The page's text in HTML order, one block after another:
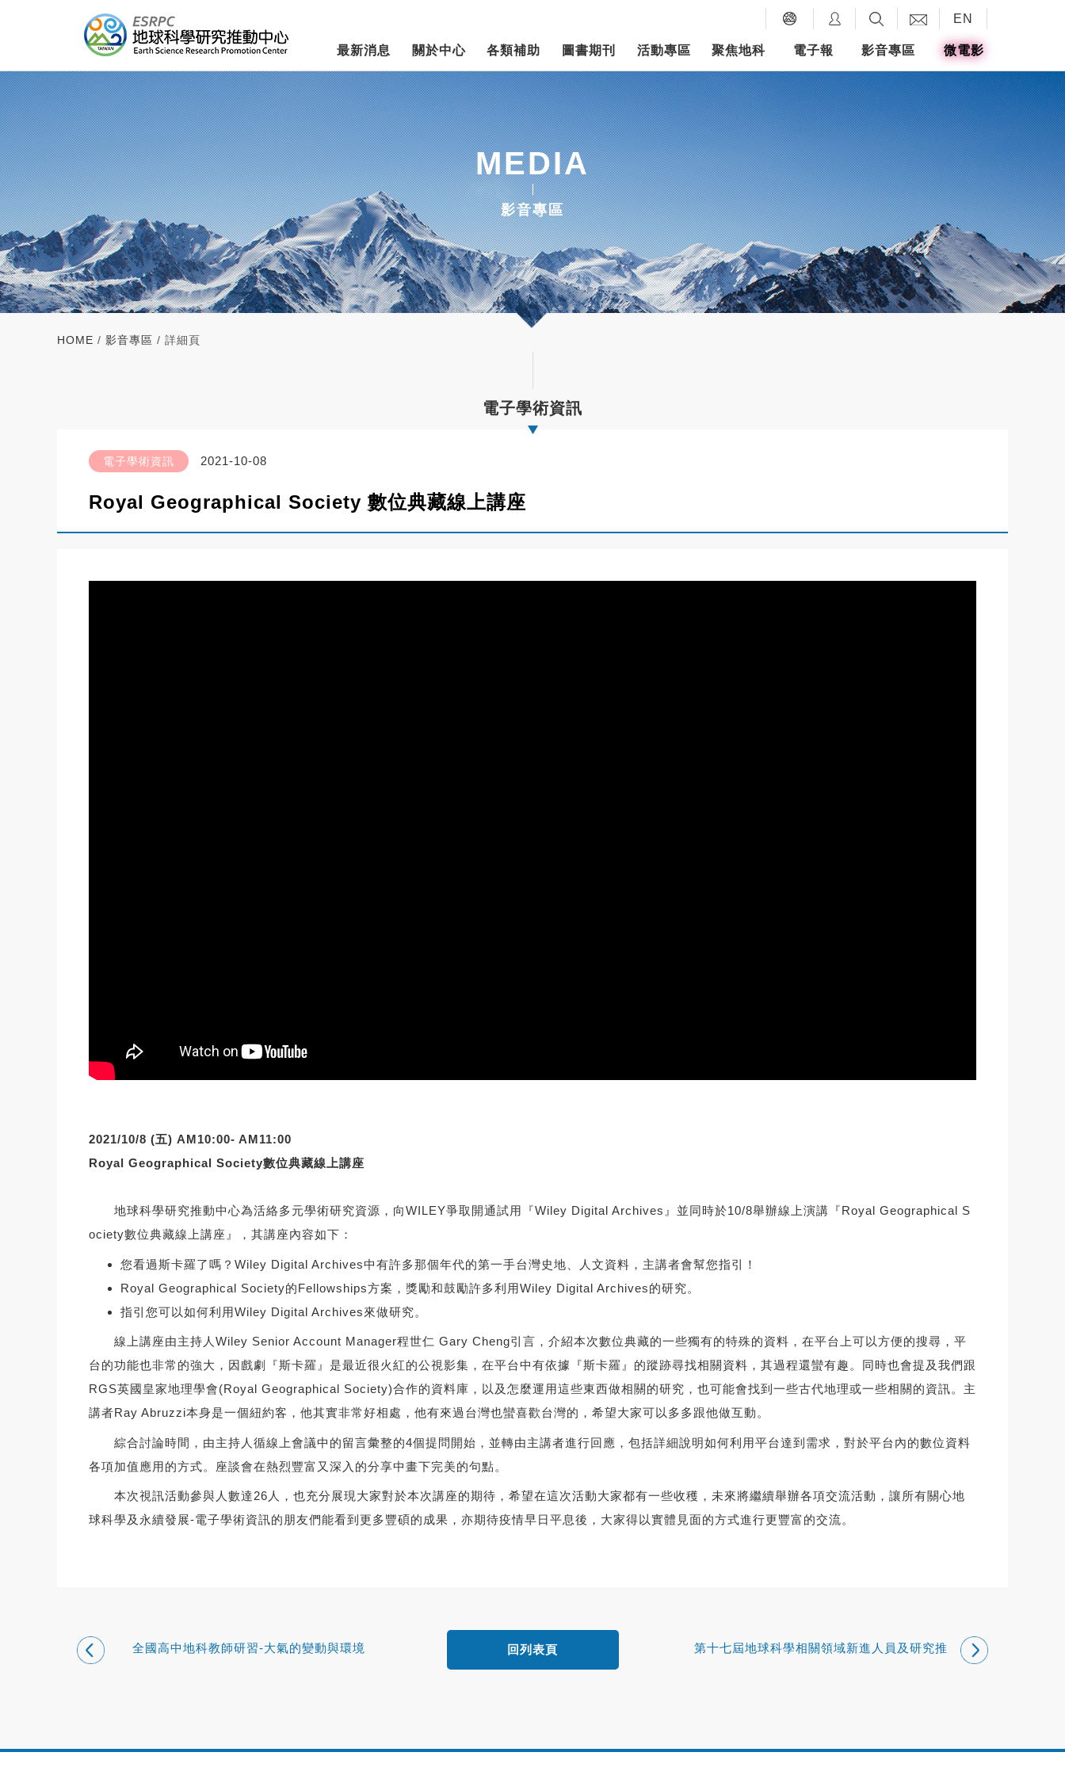
EN
最新消息 關於中心 各類補助 圖書期刊 活動專區 聚焦地科 電子報 影音專區 微電影
MEDIA
影音專區
HOME / 影音專區 / 詳細頁
電子學術資訊
電子學術資訊 2021-10-08
Royal Geographical Society 數位典藏線上講座
2021/10/8 (五) AM10:00- AM11:00
Royal Geographical Society數位典藏線上講座
地球科學研究推動中心為活絡多元學術研究資源，向WILEY爭取開通試用『Wiley Digital Archives』並同時於10/8舉辦線上演講『Royal Geographical S
ociety數位典藏線上講座』，其講座內容如下：
您看過斯卡羅了嗎？Wiley Digital Archives中有許多那個年代的第一手台灣史地、人文資料，主講者會幫您指引！
Royal Geographical Society的Fellowships方案，獎勵和鼓勵許多利用Wiley Digital Archives的研究。
指引您可以如何利用Wiley Digital Archives來做研究。
線上講座由主持人Wiley Senior Account Manager程世仁 Gary Cheng引言，介紹本次數位典藏的一些獨有的特殊的資料，在平台上可以方便的搜尋，平
台的功能也非常的強大，因戲劇『斯卡羅』是最近很火紅的公視影集，在平台中有依據『斯卡羅』的蹤跡尋找相關資料，其過程還蠻有趣。同時也會提及我們跟
RGS英國皇家地理學會(Royal Geographical Society)合作的資料庫，以及怎麼運用這些東西做相關的研究，也可能會找到一些古代地理或一些相關的資訊。主
講者Ray Abruzzi本身是一個紐約客，他其實非常好相處，他有來過台灣也蠻喜歡台灣的，希望大家可以多多跟他做互動。
綜合討論時間，由主持人循線上會議中的留言彙整的4個提問開始，並轉由主講者進行回應，包括詳細說明如何利用平台達到需求，對於平台內的數位資料
各項加值應用的方式。座談會在熱烈豐富又深入的分享中畫下完美的句點。
本次視訊活動參與人數達26人，也充分展現大家對於本次講座的期待，希望在這次活動大家都有一些收穫，未來將繼續舉辦各項交流活動，讓所有關心地
球科學及永續發展-電子學術資訊的朋友們能看到更多豐碩的成果，亦期待疫情早日平息後，大家得以實體見面的方式進行更豐富的交流。
全國高中地科教師研習-大氣的變動與環境
第十七屆地球科學相關領域新進人員及研究推
回列表頁